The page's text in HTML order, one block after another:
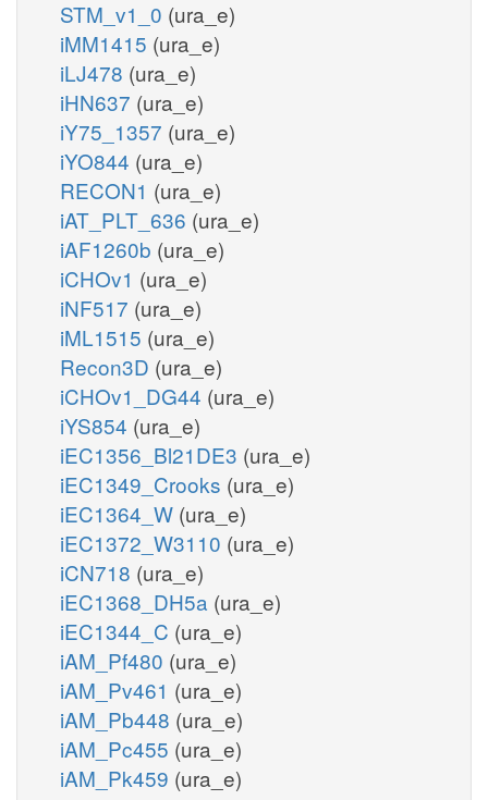
STM_v1_0 (ura_e)
iMM1415 (ura_e)
iLJ478 (ura_e)
iHN637 (ura_e)
iY75_1357 (ura_e)
iYO844 (ura_e)
RECON1 (ura_e)
iAT_PLT_636 (ura_e)
iAF1260b (ura_e)
iCHOv1 (ura_e)
iNF517 (ura_e)
iML1515 (ura_e)
Recon3D (ura_e)
iCHOv1_DG44 (ura_e)
iYS854 (ura_e)
iEC1356_Bl21DE3 (ura_e)
iEC1349_Crooks (ura_e)
iEC1364_W (ura_e)
iEC1372_W3110 (ura_e)
iCN718 (ura_e)
iEC1368_DH5a (ura_e)
iEC1344_C (ura_e)
iAM_Pf480 (ura_e)
iAM_Pv461 (ura_e)
iAM_Pb448 (ura_e)
iAM_Pc455 (ura_e)
iAM_Pk459 (ura_e)